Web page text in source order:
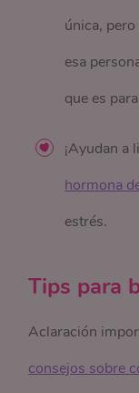
única,
esa
que es
¡Ayudan a
hormona
estrés.
Tips para
Aclaración
consejos sobre